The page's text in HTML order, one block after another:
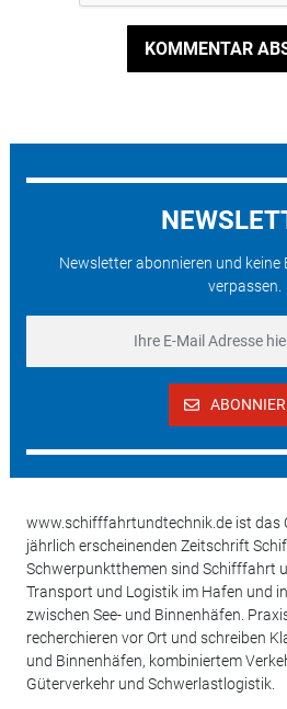
KOMMENTAR
Newsletter abonnieren und keine
verpassen.
www.schifffahrtundtechnik.de ist das
jährlich erscheinenden Zeitschrift
Schwerpunktthemen sind Schifffahrt
Transport und Logistik im Hafen und
zwischen See- und Binnenhäfen.
recherchieren vor Ort und schreiben
und Binnenhäfen, kombiniertem
Güterverkehr und Schwerlastlogistik.